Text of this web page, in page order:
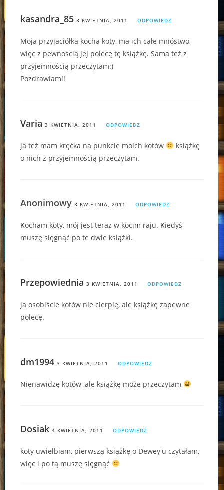
kasandra_85 3 KWIETNIA, 2011 ODPOWIEDZ
Moja przyjaciółka kocha koty, ma ich całe mnóstwo,
więc z pewnością jej polecę tę książkę. Sama też z
przyjemnością przeczytam:)
Pozdrawiam!!
Varia 3 KWIETNIA, 2011 ODPOWIEDZ
ja też mam kręćka na punkcie moich kotów
książkę
o nich z przyjemnością przeczytam.
Anonimowy3 KWIETNIA, 2011 ODPOWIEDZ
Kocham koty, mój jest teraz w kocim raju. Kiedyś
muszę sięgnąć po te dwie książki.
Przepowiednia 3 KWIETNIA, 2011 ODPOWIEDZ
ja osobiście kotów nie cierpię, ale książkę zapewne
polecę.
dm1994 3 KWIETNIA, 2011 ODPOWIEDZ
Nienawidzę kotów ,ale książkę może przeczytam
Dosiak 4 KWIETNIA, 2011 ODPOWIEDZ
koty uwielbiam, pierwszą książkę o Dewey'u czytałam,
więc i po tą muszę sięgnąć